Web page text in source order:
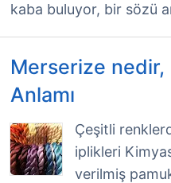
kaba buluyor, bir sözü
Merserize
Anlamı
Çeşitli
iplikleri
verilmiş